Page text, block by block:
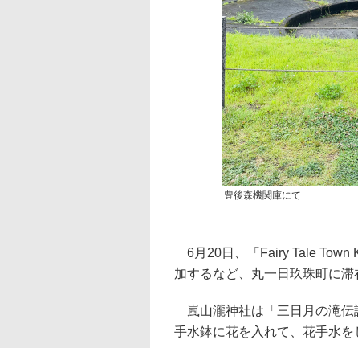
豊後森機関庫にて
6月20日、「Fairy Tale Town
加するなど、丸一日玖珠町に滞
嵐山瀧神社は「三日月の滝伝
手水鉢に花を入れて、花手水を